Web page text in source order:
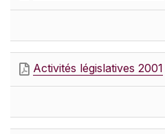
Activités législatives 2001